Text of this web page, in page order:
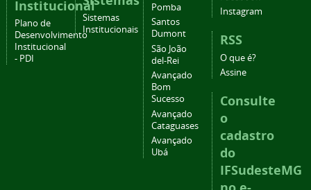
Institucional
Plano de
Desenvolvimento
Institucional
- PDI
Sistemas
Institucionais
Pomba
Santos
Dumont
São João
del-Rei
Avançado
Bom
Sucesso
Avançado
Cataguases
Avançado
Ubá
Instagram
RSS
O que é?
Assine
Consulte
o
cadastro
do
IFSudesteMG